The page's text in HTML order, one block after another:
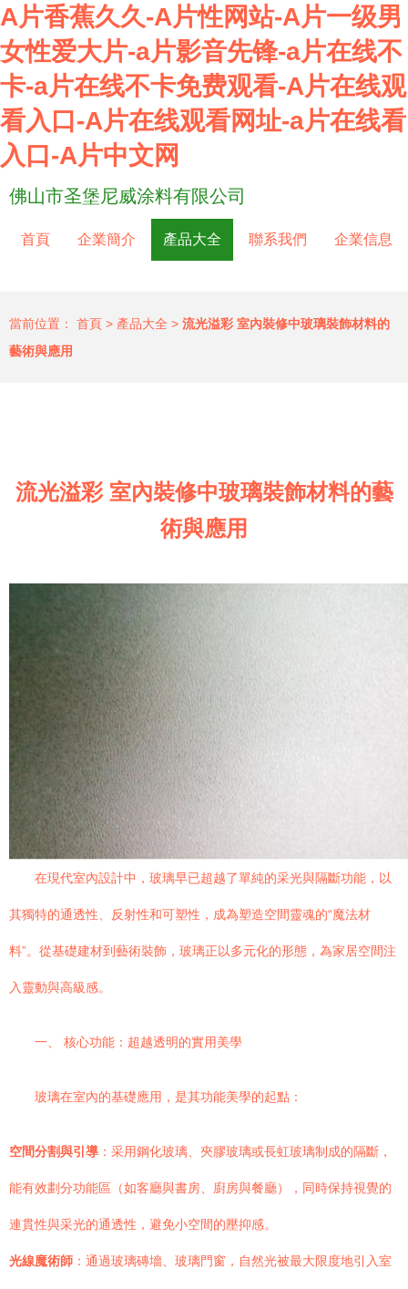
A片香蕉久久-A片性网站-A片一级男
女性爱大片-a片影音先锋-a片在线不
卡-a片在线不卡免费观看-A片在线观
看入口-A片在线观看网址-a片在线看
入口-A片中文网
佛山市圣堡尼威涂料有限公司
首頁 企業簡介 產品大全 聯系我們 企業信息
當前位置： 首頁 > 產品大全 > 流光溢彩 室內裝修中玻璃裝飾材料的
藝術與應用
流光溢彩 室內裝修中玻璃裝飾材料的藝
術與應用
在現代室內設計中，玻璃早已超越了單純的采光與隔斷功能，以
其獨特的通透性、反射性和可塑性，成為塑造空間靈魂的“魔法材
料”。從基礎建材到藝術裝飾，玻璃正以多元化的形態，為家居空間注
入靈動與高級感。
一、 核心功能：超越透明的實用美學
玻璃在室內的基礎應用，是其功能美學的起點：
空間分割與引導 ：采用鋼化玻璃、夾膠玻璃或長虹玻璃制成的隔斷，
能有效劃分功能區（如客廳與書房、廚房與餐廳），同時保持視覺的
連貫性與采光的通透性，避免小空間的壓抑感。
光線魔術師 ：通過玻璃磚墻、玻璃門窗，自然光被最大限度地引入室